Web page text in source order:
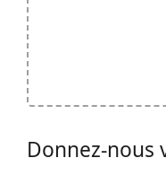
Donnez-nous